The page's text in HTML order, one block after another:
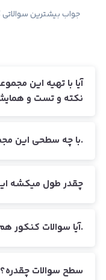
جواب بیشترین سوالاتی
آیا با تهیه این
نکته و تست و
.با چه سطحی این
چقدر طول میکشه
.آیا سوالات
سطح سوالات چقدره؟